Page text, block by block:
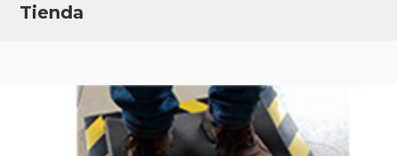
Tienda